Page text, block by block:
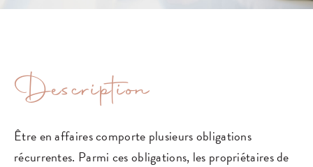
Description
Être en affaires comporte plusieurs obligations
récurrentes. Parmi ces obligations, les propriétaires de